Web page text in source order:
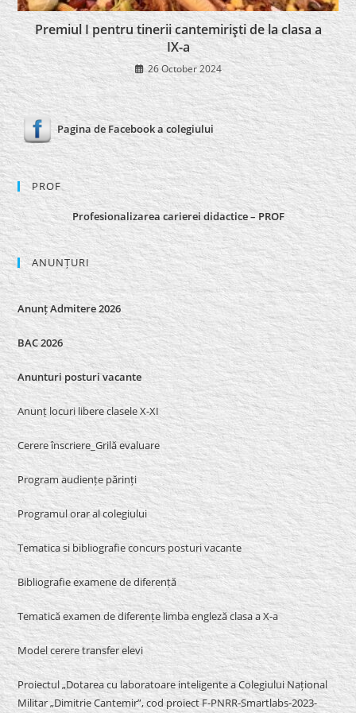
Premiul I pentru tinerii cantemirişti de la clasa a
IX-a
26 October 2024
Pagina de Facebook a colegiului
PROF
Profesionalizarea carierei didactice – PROF
ANUNȚURI
Anunț Admitere 2026
BAC 2026
Anunturi posturi vacante
Anunț locuri libere clasele X-XI
Cerere înscriere_Grilă evaluare
Program audiențe părinți
Programul orar al colegiului
Tematica si bibliografie concurs posturi vacante
Bibliografie examene de diferență
Tematică examen de diferențe limba engleză clasa a X-a
Model cerere transfer elevi
Proiectul „Dotarea cu laboratoare inteligente a Colegiului Național
Militar „Dimitrie Cantemir”, cod proiect F-PNRR-Smartlabs-2023-